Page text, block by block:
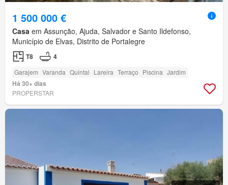
1 500 000 €
Casa em Assunção, Ajuda, Salvador e Santo Ildefonso,
Município de Elvas, Distrito de Portalegre
T8 4
Garajem Varanda Quintal Lareira Terraço Piscina Jardim
Há 30+ dias
PROPERSTAR